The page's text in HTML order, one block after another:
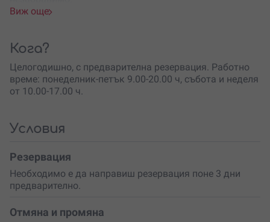
терапия с продуктите на
подхранват кожата и ѝ придават свеж, сияен вид.
Следваарома релаксиращ масаж, който
освобождава напрежението и възстановява
жизнената енергия. Специално подбраните техники
иновативна
пара, хромотерапия и ароматерапия за максимално
презареждане. Тази технология предлагадълбока
детоксикация,подобрява метаболизма
доближава до състояние на пълно блаженство.
Виж още
Кога?
Целогодишно, с предварителна резервация. Работно
време: понеделник-петък 9.00-20.00 ч, събота и неделя
от 10.00-17.00 ч.
Условия
Резервация
Необходимо е да направиш резервация поне 3 дни
предварително.
Отмяна и промяна